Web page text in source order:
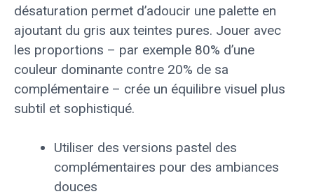
désaturation permet d’adoucir une palette en
ajoutant du gris aux teintes pures. Jouer avec
les proportions – par exemple 80% d’une
couleur dominante contre 20% de sa
complémentaire – crée un équilibre visuel plus
subtil et sophistiqué.
Utiliser des versions pastel des
complémentaires pour des ambiances
douces